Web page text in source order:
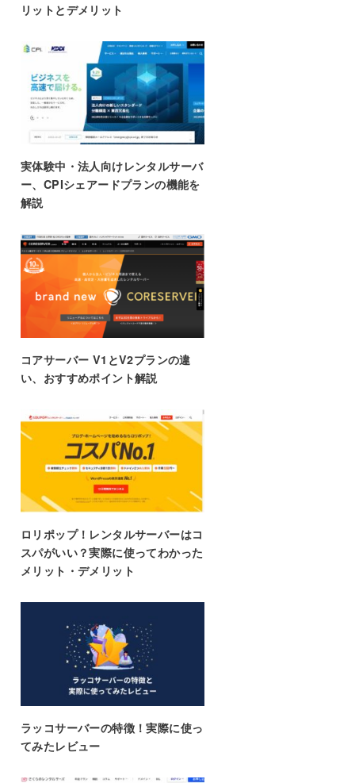
リットとデメリット
実体験中・法人向けレンタルサーバ
ー、CPIシェアードプランの機能を
解説
コアサーバー V1とV2プランの違
い、おすすめポイント解説
ロリポップ！レンタルサーバーはコ
スパがいい？実際に使ってわかった
メリット・デメリット
ラッコサーバーの特徴！実際に使っ
てみたレビュー